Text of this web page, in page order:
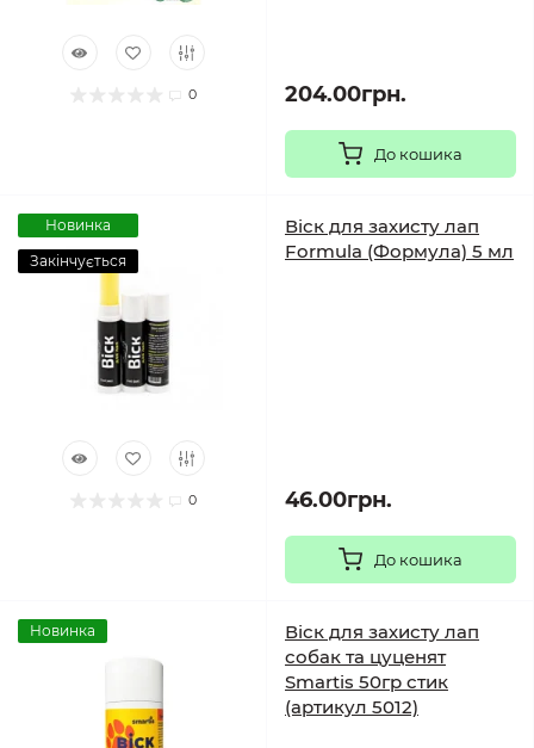
0 204.00грн.
До кошика
Новинка
Закінчується
0
Віск для захисту лап
Formula (Формула) 5 мл
46.00грн.
До кошика
Новинка
Віск для захисту лап
собак та цуценят
Smartis 50гр стик
(артикул 5012)